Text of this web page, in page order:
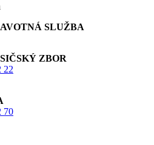
SLUŽBA
ZBOR
22
70